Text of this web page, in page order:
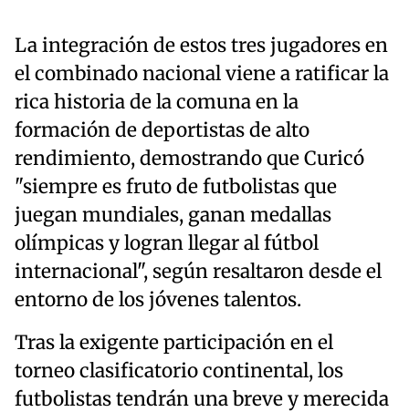
La integración de estos tres jugadores en
el combinado nacional viene a ratificar la
rica historia de la comuna en la
formación de deportistas de alto
rendimiento, demostrando que Curicó
"siempre es fruto de futbolistas que
juegan mundiales, ganan medallas
olímpicas y logran llegar al fútbol
internacional", según resaltaron desde el
entorno de los jóvenes talentos.
Tras la exigente participación en el
torneo clasificatorio continental, los
futbolistas tendrán una breve y merecida